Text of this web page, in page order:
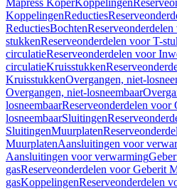
Mapress KoperKoppelingen
KoppelingenReducties
ReductiesBochten
stukkenReserveonderdelen voor T-
circulatieReserveonderdelen voor
circulatieKruisstukken
KruisstukkenOvergangen, niet-
Overgangen, niet-losneembaar
losneembaarReserveonderdelen voor
losneembaarSluitingen
SluitingenMuurplaten
MuurplatenAansluitingen voor
Aansluitingen voor verwarming
gasReserveonderdelen voor Geberit
gasKoppelingenReserveonderdelen